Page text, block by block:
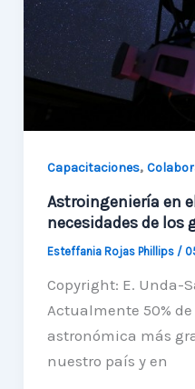
en
Alemania
Capacitaciones,
Astroingeniería en
necesidades de los
Esteffania Rojas Phillips /
Copyright: E. Unda-
Actualmente 50%
astronómica más
nuestro país y en